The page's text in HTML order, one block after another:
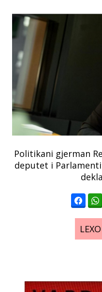
Politikani gjerman
deputet i